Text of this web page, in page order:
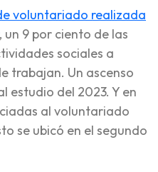
voluntariado realizada
, un 9 por ciento de las
sociales a
trabajan. Un ascenso
estudio del 2023. Y en
al voluntariado
se ubicó en el segundo